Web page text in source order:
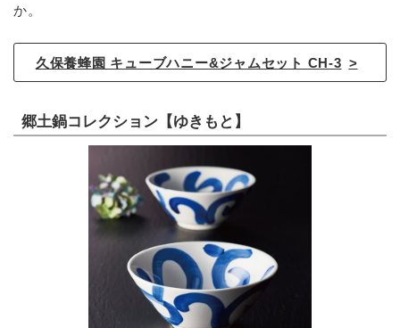
か。
久保養蜂園 キューブハニー&ジャムセット CH-3
郷土鍋コレクション【ゆきもと】